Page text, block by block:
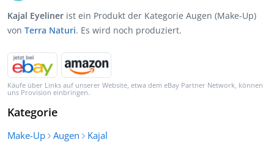
Kajal Eyeliner ist ein Produkt der Kategorie Augen (Make-Up)
von Terra Naturi. Es wird noch produziert.
Käufe über Links auf unserer Website, etwa dem eBay Partner Network, können
uns Provision einbringen.
Kategorie
Make-Up Augen Kajal